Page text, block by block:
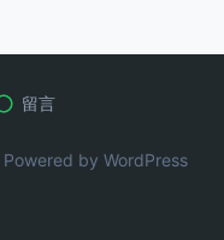
留言
Powered by WordPress